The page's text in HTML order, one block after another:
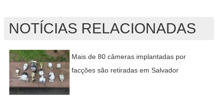
NOTÍCIAS RELACIONADAS
Mais de 80 câmeras implantadas por
facções são retiradas em Salvador